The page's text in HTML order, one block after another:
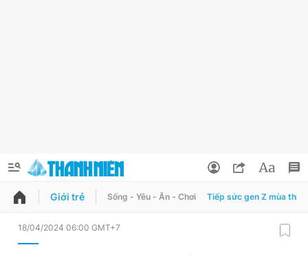
QUẢNG CÁO
Giới trẻ Sống - Yêu - Ăn - Chơi Tiếp sức gen Z mùa thi
18/04/2024 06:00 GMT+7